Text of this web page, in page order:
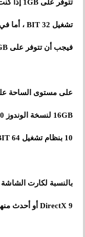
فيجب أن تتوفر على 2GB في الرام أو أكثر .
على مستوى الساحة
10 بنظام تشغيل 64 BIT.
بالنسبة لكارت
DirectX 9 أو أحدث منها مع التعريف WDDM 1.0 .